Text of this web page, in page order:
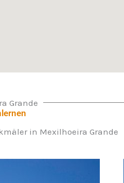
Grande
in Mexilhoeira Grande